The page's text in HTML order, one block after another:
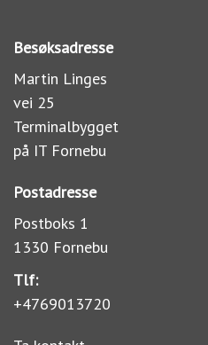
Besøksadresse
Martin Linges
vei 25
Terminalbygget
på IT Fornebu
Postadresse
Postboks 1
1330 Fornebu
Tlf:
+4769013720